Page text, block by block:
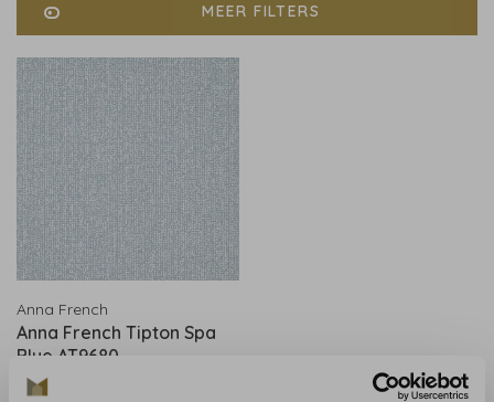
MEER FILTERS
Anna French
Anna French Tipton Spa
Blue AT9680
€214,00